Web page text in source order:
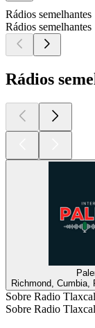
Rádios semelhantes
Rádios semelhantes
Rádios
Richmond, Cumbia,
Sobre Radio
Sobre Radio